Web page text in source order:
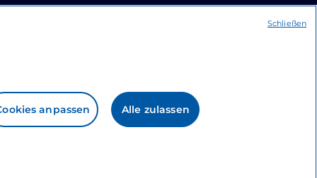
anpassen Alle zulassen
Schließen